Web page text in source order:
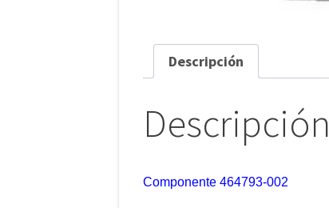
Descripción
Descripción
Componente 464793-002